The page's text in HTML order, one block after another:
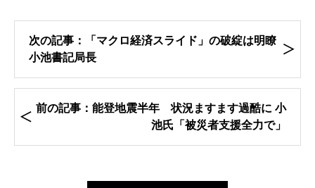
次の記事：「マクロ経済スライド」の破綻は明瞭
小池書記局長
前の記事：能登地震半年 状況ますます過酷に 小
池氏「被災者支援全力で」